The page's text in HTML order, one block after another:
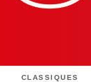
CLASSIQUES